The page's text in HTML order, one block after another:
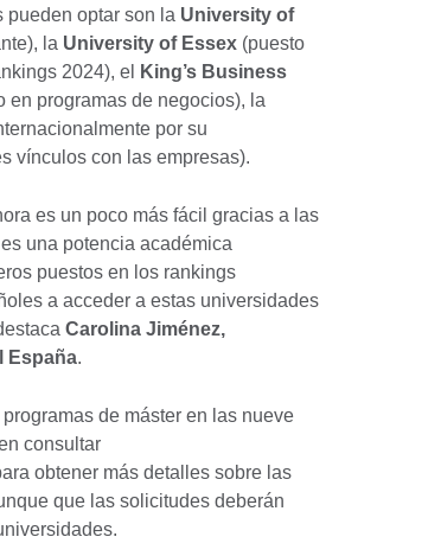
pueden optar son la University of
la University of Essex (puesto
2024), el
King’s Business
en programas de negocios), la
por su
vínculos con las empresas).
es un poco más fácil gracias a las
una potencia académica
puestos en los rankings
a acceder a estas universidades
Carolina Jiménez,
España.
de máster en las nueve
consultar
obtener más detalles sobre las
que las solicitudes deberán